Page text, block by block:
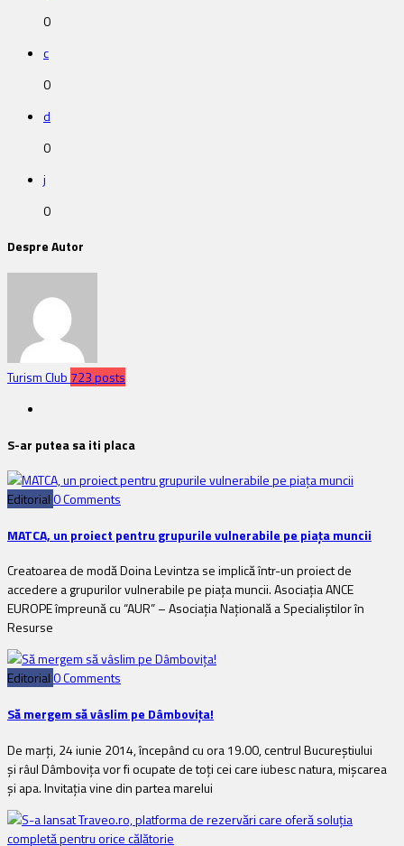
0
c
0
d
0
j
0
Despre Autor
Turism Club 723 posts
S-ar putea sa iti placa
Editorial0 Comments
MATCA, un proiect pentru grupurile vulnerabile pe piața muncii
Creatoarea de modă Doina Levintza se implică într-un proiect de
accedere a grupurilor vulnerabile pe piața muncii. Asociaţia ANCE
EUROPE împreună cu “AUR” – Asociaţia Naţională a Specialiştilor în
Resurse
Editorial0 Comments
Să mergem să vâslim pe Dâmbovița!
De marți, 24 iunie 2014, începând cu ora 19.00, centrul Bucureștiului
și râul Dâmbovița vor fi ocupate de toți cei care iubesc natura, mișcarea
și apa. Invitația vine din partea marelui